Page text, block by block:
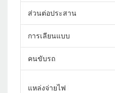
ส่วนต่อประสาน
การเลียนแบบ
คนขับรถ
แหล่งจ่ายไฟ